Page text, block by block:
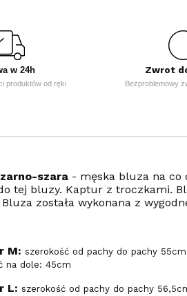
w 24h
produktów od ręki
Zwrot
Bezproblemowy
szara - męska bluza na co
tej bluzy. Kaptur z troczkami.
została wykonana z
M: szerokość od pachy do pachy
na dole: 45cm
L: szerokość od pachy do pachy